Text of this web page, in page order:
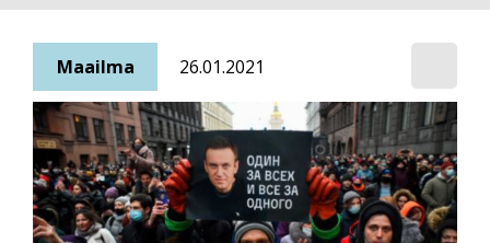
Maailma 26.01.2021